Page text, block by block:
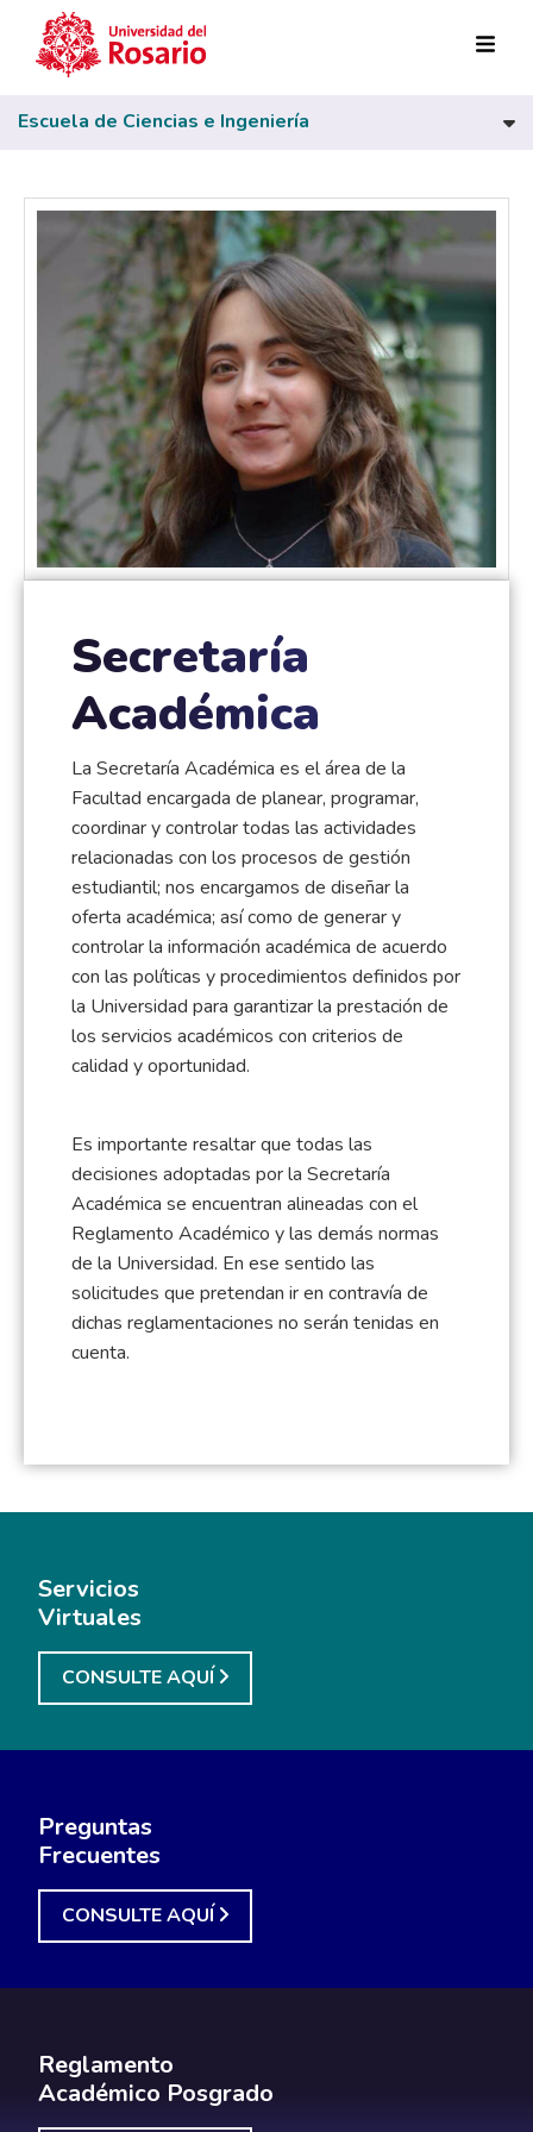
Pasar al contenido principal
Escuela de Ciencias e Ingeniería
Secretaría
Académica
La Secretaría Académica es el área de la
Facultad encargada de planear, programar,
coordinar y controlar todas las actividades
relacionadas con los procesos de gestión
estudiantil; nos encargamos de diseñar la
oferta académica; así como de generar y
controlar la información académica de acuerdo
con las políticas y procedimientos definidos por
la Universidad para garantizar la prestación de
los servicios académicos con criterios de
calidad y oportunidad.
Es importante resaltar que todas las
decisiones adoptadas por la Secretaría
Académica se encuentran alineadas con el
Reglamento Académico y las demás normas
de la Universidad. En ese sentido las
solicitudes que pretendan ir en contravía de
dichas reglamentaciones no serán tenidas en
cuenta.
Servicios
Virtuales
CONSULTE AQUÍ
Preguntas
Frecuentes
CONSULTE AQUÍ
Reglamento
Académico Posgrado